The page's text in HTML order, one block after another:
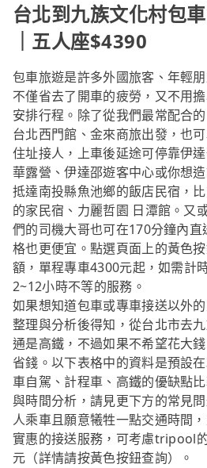
台北到九族文化村包
｜五人座$4390
包車旅遊是許多外國旅客、年輕
不僅省去了開車的疲勞，又不用
安排行程。除了從我們最常配合
台北西門館、金來商旅出發，也
住址接人，上車後延途可停靠伊
華露營、伊達邵遊客中心或你想
抵達南投縣魚池鄉的飯店民宿，
的家民宿、力麗哲園 日潭館。又
們的司機大哥也可在170分鐘內
格也更便宜。點選頁面上的黃色
額，單程專車4300元起，如需計
2~12小時不等的服務。
如果想知道包車或專車接送以外
整理與分析後得知，從台北市去
通是高鐵，不過如果不希望花大
省錢。以下表格中的資料是預設
車自駕、計程車、高鐵的優缺點
與時間分析，請見更下方的常見
人乘車且願意犧牲一點交通時間
實惠的接送服務，可考慮tripool
元（詳情請按黃色按鈕查詢）。